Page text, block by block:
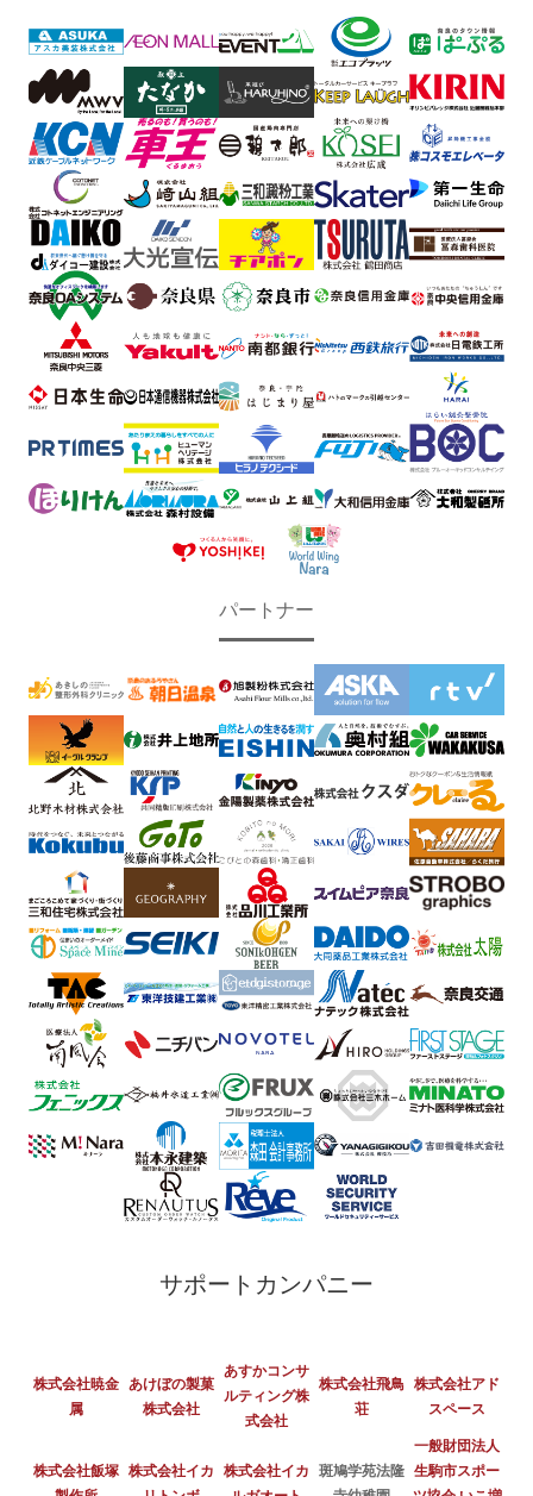
パートナー
サポートカンパニー
株式会社暁金
属
あけぼの製菓
株式会社
あすかコンサ
ルティング株
式会社
株式会社飛鳥
荘
株式会社アド
スペース
株式会社飯塚 株式会社イカ
株式会社イカ
斑鳩学苑法隆
一般財団法人
生駒市スポー